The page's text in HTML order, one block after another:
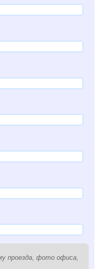
проезда, фото офиса,